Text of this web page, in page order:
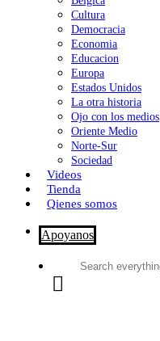
Cultura
Democracia
Economia
Educacion
Europa
Estados Unidos
La otra historia
Ojo con los medios
Oriente Medio
Norte-Sur
Sociedad
Videos
Tienda
Qienes somos
Apoyanos
Search